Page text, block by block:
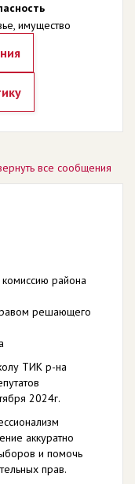
имущество
все сообщения
района
решающего
ТИК р-на
2024г.
аккуратно
и помочь
прав.